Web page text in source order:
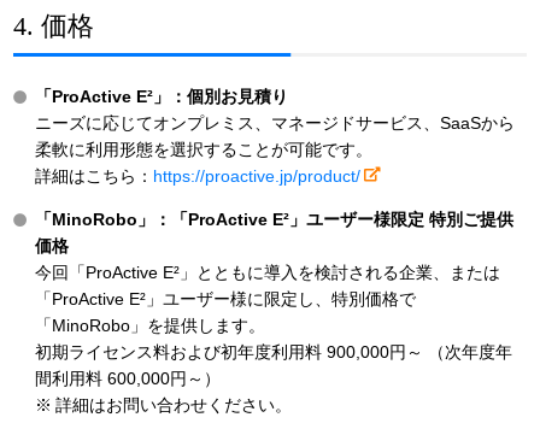
4. 価格
「ProActive E²」：個別お見積り
ニーズに応じてオンプレミス、マネージドサービス、SaaSから
柔軟に利用形態を選択することが可能です。
詳細はこちら： https://proactive.jp/product/
「MinoRobo」：「ProActive E²」ユーザー様限定 特別ご提供
価格
今回「ProActive E²」とともに導入を検討される企業、または
「ProActive E²」ユーザー様に限定し、特別価格で
「MinoRobo」を提供します。
初期ライセンス料および初年度利用料 900,000円～ （次年度年
間利用料 600,000円～）
※ 詳細はお問い合わせください。